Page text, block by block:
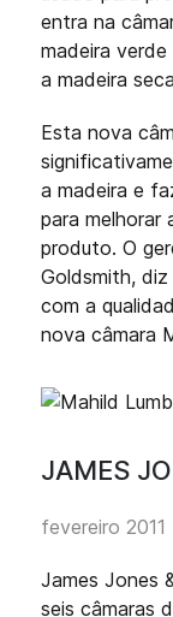
entra na
madeira
a madeira
Esta nova
a madeira e
para melhorar
produto. O
Goldsmith,
com a
nova câmara
JAMES
fevereiro 2011
James Jones
seis câmaras